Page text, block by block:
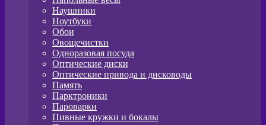
Наушники
Ноутбуки
Обои
Овощечистки
Одноразовая посуда
Оптические диски
Оптические привода и дисководы
Память
Парктроники
Пароварки
Пивные кружки и бокалы